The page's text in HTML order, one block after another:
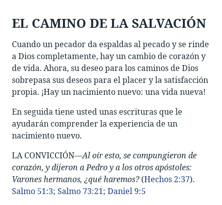
EL CAMINO DE LA SALVACIÓN
Cuando un pecador da espaldas al pecado y se rinde
a Dios completamente, hay un cambio de corazón y
de vida. Ahora, su deseo para los caminos de Dios
sobrepasa sus deseos para el placer y la satisfacción
propia. ¡Hay un nacimiento nuevo: una vida nueva!
En seguida tiene usted unas escrituras que le
ayudarán comprender la experiencia de un
nacimiento nuevo.
LA CONVICCIÓN—Al oír esto, se compungieron de
corazón, y dijeron a Pedro y a los otros apóstoles:
Varones hermanos, ¿qué haremos?(Hechos 2:37).
Salmo 51:3; Salmo 73:21; Daniel 9:5